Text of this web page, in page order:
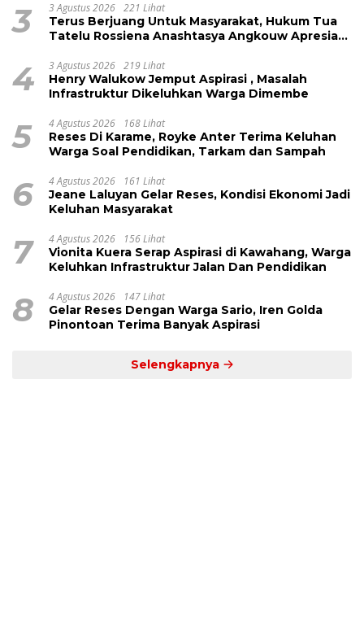
3 3 Agustus 2026 221 Lihat
Terus Berjuang Untuk Masyarakat, Hukum Tua
Tatelu Rossiena Anashtasya Angkouw Apresiasi
4 3 Agustus 2026 219 Lihat
Henry Walukow Jemput Aspirasi , Masalah
Infrastruktur Dikeluhkan Warga Dimembe
5 4 Agustus 2026 168 Lihat
Reses Di Karame, Royke Anter Terima Keluhan
Warga Soal Pendidikan, Tarkam dan Sampah
6 4 Agustus 2026 161 Lihat
Jeane Laluyan Gelar Reses, Kondisi Ekonomi Jadi
Keluhan Masyarakat
7 4 Agustus 2026 156 Lihat
Vionita Kuera Serap Aspirasi di Kawahang, Warga
Keluhkan Infrastruktur Jalan Dan Pendidikan
8 4 Agustus 2026 147 Lihat
Gelar Reses Dengan Warga Sario, Iren Golda
Pinontoan Terima Banyak Aspirasi
Selengkapnya